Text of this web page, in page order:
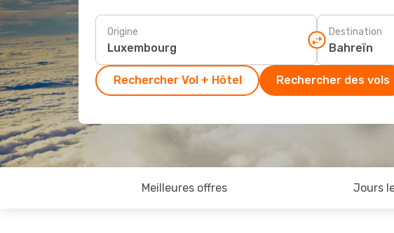
Origine Destination
Rechercher Vol + Hôtel Rechercher des vols
Meilleures offres Jours